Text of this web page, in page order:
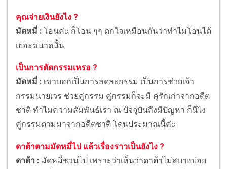
คุณจ่ายเงินยังไง ?
มัดหมี่ : โอนค่ะ ก็โอน ๆๆ ตกใจเหมือนกันว่าทำไมโอนได้
เยอะขนาดนั้น
เป็นการตัดกรรมเหรอ ?
มัดหมี่ : เขาบอกเป็นการลดละกรรม เป็นการช่วยเจ้า
กรรมนายเวร ช่วยคู่กรรม คู่กรรมก็จะมี คู่รักเก่าจากอดีต
ชาติ ทำไมความสัมพันธ์เรา ณ ปัจจุบันถึงมีปัญหา ก็นี่ไง
คู่กรรมตามมาจากอดีตชาติ โดนประมาณนี้ค่ะ
ดาต้าตามมัดหมี่ไป แล้วเรื่องราวเป็นยังไง ?
ดาต้า : มัดหมี่ชวนไป เพราะว่าเห็นว่าดาต้าไม่สบายบ่อย